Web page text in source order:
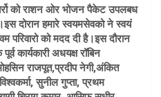
को राशन ओर भोजन पैकेट उपलबध
दोरान हमारे स्वयमसेवको ने स्वयं
परिवारो को मदद दी है।इस दौरान
कार्यकारी अधयक्ष रॉबिन
राजपूत,प्रदीप नेगी,अंकित
सुनील गुप्ता, प्रथम